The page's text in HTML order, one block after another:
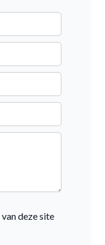
van deze site